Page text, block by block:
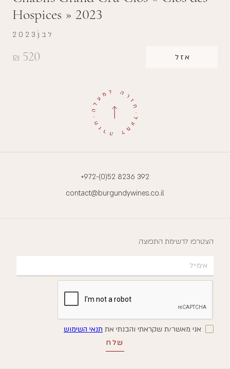
Hospices » 2023
₪ 520 אזל
2023 לבן
+972-(0)52 8236 392
contact@burgundywines.co.il
הצטרפו לרשימת התפוצה
אני מאשר/ת שקראתי והבנתי את תנאי השימוש